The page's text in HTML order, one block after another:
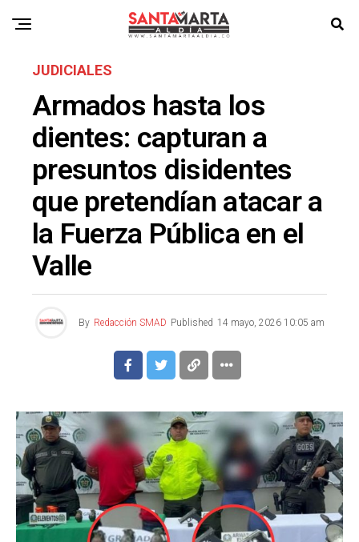
JUDICIALES
Armados hasta los
dientes: capturan a
presuntos disidentes
que pretendían atacar a
la Fuerza Pública en el
Valle
By Redacción SMAD Published 14 mayo, 2026 10:05 am